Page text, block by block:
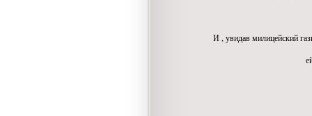
И , увидав милицейский
ей стало